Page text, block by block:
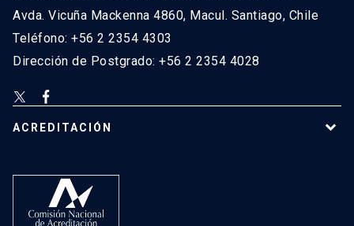
Avda. Vicuña Mackenna 4860, Macul. Santiago, Chile
Teléfono: +56 2 2354 4303
Dirección de Postgrado: +56 2 2354 4028
ACREDITACIÓN